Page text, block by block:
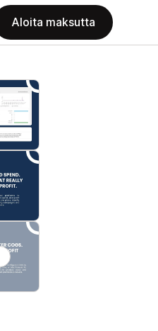
Aloita maksutta